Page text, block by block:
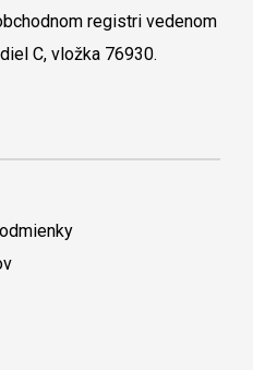
registri vedenom
C, vložka 76930.